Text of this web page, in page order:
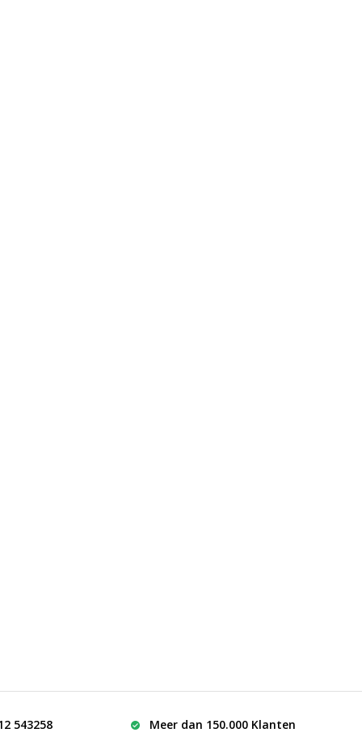
543258 Meer dan 150.000 Klanten